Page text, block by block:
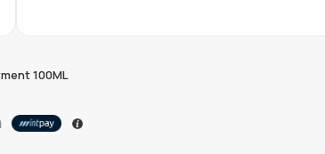
100ML